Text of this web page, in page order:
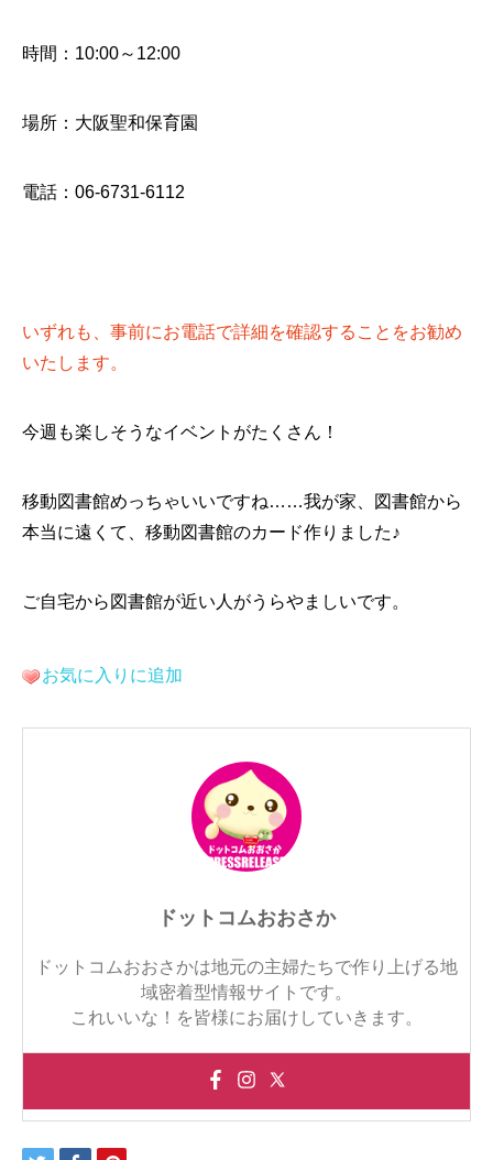
時間：10:00～12:00
場所：大阪聖和保育園
電話：06-6731-6112
いずれも、事前にお電話で詳細を確認することをお勧め
いたします。
今週も楽しそうなイベントがたくさん！
移動図書館めっちゃいいですね……我が家、図書館から
本当に遠くて、移動図書館のカード作りました♪
ご自宅から図書館が近い人がうらやましいです。
お気に入りに追加
ドットコムおおさか
ドットコムおおさかは地元の主婦たちで作り上げる地
域密着型情報サイトです。
これいいな！を皆様にお届けしていきます。